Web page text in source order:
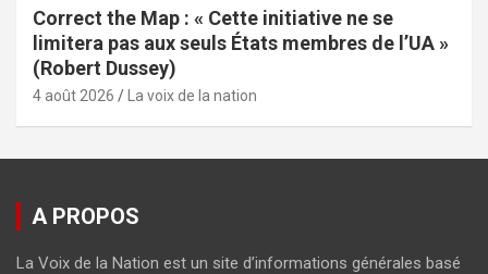
Correct the Map : « Cette initiative ne se
limitera pas aux seuls États membres de l’UA »
(Robert Dussey)
4 août 2026 La voix de la nation
A PROPOS
La Voix de la Nation est un site d’informations générales basé